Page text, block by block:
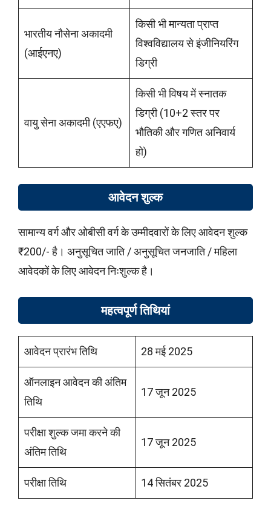
भारतीय नौसेना अकादमी
(आईएनए)
किसी भी मान्यता प्राप्त
विश्वविद्यालय से इंजीनियरिंग
डिग्री
वायु सेना अकादमी (एएफए)
किसी भी विषय में स्नातक
डिग्री (10+2 स्तर पर
भौतिकी और गणित अनिवार्य
हो)
आवेदन शुल्क
सामान्य वर्ग और ओबीसी वर्ग के उम्मीदवारों के लिए आवेदन शुल्क
₹200/- है। अनुसूचित जाति / अनुसूचित जनजाति / महिला
आवेदकों के लिए आवेदन निःशुल्क है।
महत्वपूर्ण तिथियां
आवेदन प्रारंभ तिथि 28 मई 2025
ऑनलाइन आवेदन की अंतिम
तिथि
17 जून 2025
परीक्षा शुल्क जमा करने की
अंतिम तिथि
17 जून 2025
परीक्षा तिथि 14 सितंबर 2025